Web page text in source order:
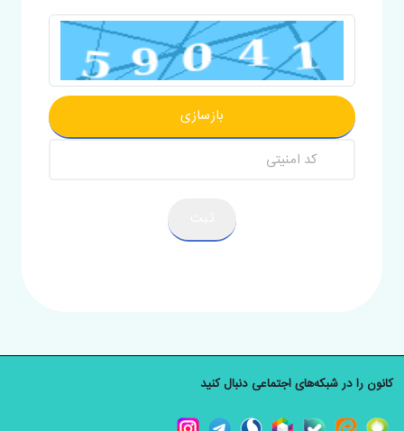
بازسازی
کانون را در شبکه‌های اجتماعی دنبال کنید